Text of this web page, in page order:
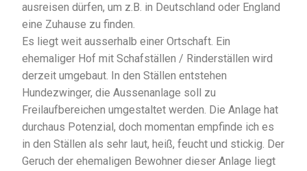
ausreisen dürfen, um z.B. in Deutschland oder England
eine Zuhause zu finden.
Es liegt weit ausserhalb einer Ortschaft. Ein
ehemaliger Hof mit Schafställen / Rinderställen wird
derzeit umgebaut. In den Ställen entstehen
Hundezwinger, die Aussenanlage soll zu
Freilaufbereichen umgestaltet werden. Die Anlage hat
durchaus Potenzial, doch momentan empfinde ich es
in den Ställen als sehr laut, heiß, feucht und stickig. Der
Geruch der ehemaligen Bewohner dieser Anlage liegt